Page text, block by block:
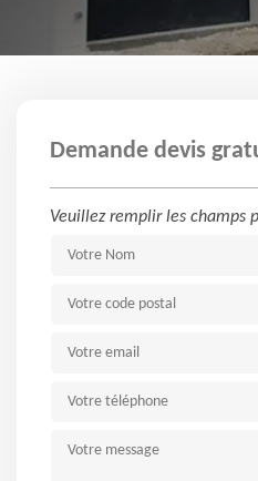
Demande devis
Veuillez remplir les champs